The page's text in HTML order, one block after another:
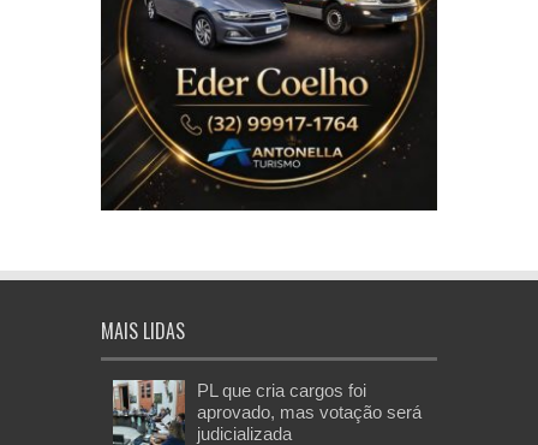
MAIS LIDAS
PL que cria cargos foi
aprovado, mas votação será
judicializada